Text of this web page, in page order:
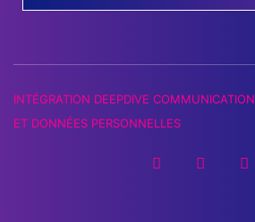
INTÉGRATION DEEPDIVE COMMUNICATION
ET DONNÉES PERSONNELLES